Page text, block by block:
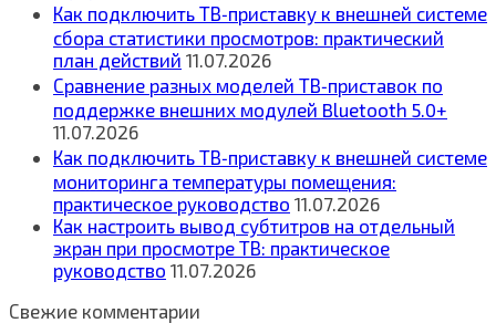
Как подключить ТВ‑приставку к внешней системе
сбора статистики просмотров: практический
план действий 11.07.2026
Сравнение разных моделей ТВ‑приставок по
поддержке внешних модулей Bluetooth 5.0+
11.07.2026
Как подключить ТВ‑приставку к внешней системе
мониторинга температуры помещения:
практическое руководство 11.07.2026
Как настроить вывод субтитров на отдельный
экран при просмотре ТВ: практическое
руководство 11.07.2026
Свежие комментарии